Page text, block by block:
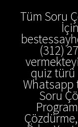
Tüm Soru
(312)
quiz türü
Whatsapp
Soru